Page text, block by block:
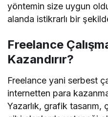
yöntemin size uygun
alanda istikrarlı bir
Freelance
Kazandırır?
Freelance yani serbest
internetten para
Yazarlık, grafik